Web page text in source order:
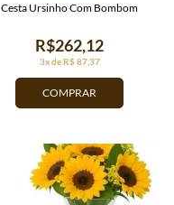
COMPRAR
3x de R$ 87,37
R$262,12
Cesta Ursinho Com Bombom